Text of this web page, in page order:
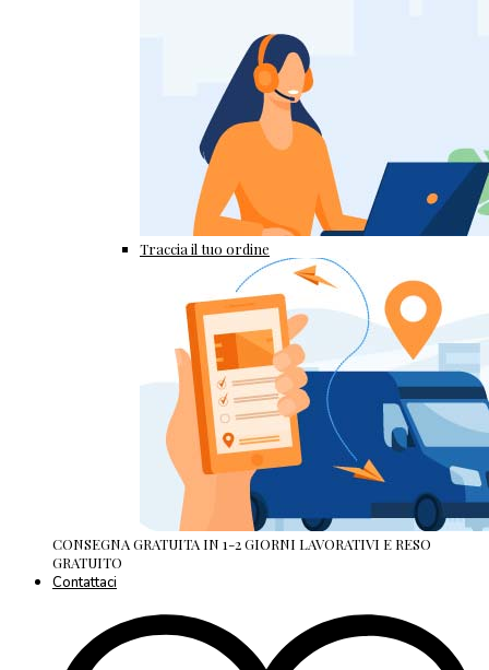
Traccia il tuo ordine
CONSEGNA GRATUITA IN 1-2 GIORNI LAVORATIVI E RESO
GRATUITO
Contattaci